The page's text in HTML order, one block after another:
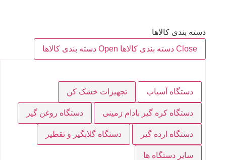
دسته بندی کالاها
Close دسته بندی کالاها
Open دسته بندی کالاها
دستگاه آسیاب تجهیزات خشک کن
دستگاه کره گیر بادام زمینی دستگاه روغن گیر
دستگاه ارده گیر دستگاه گلابگیر و تقطیر
سایر دستگاه ها